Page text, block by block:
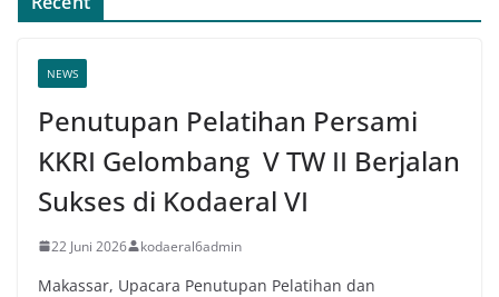
NEWS
Penutupan Pelatihan Persami
KKRI Gelombang V TW II Berjalan
Sukses di Kodaeral VI
22 Juni 2026 kodaeral6admin
Makassar, Upacara Penutupan Pelatihan dan